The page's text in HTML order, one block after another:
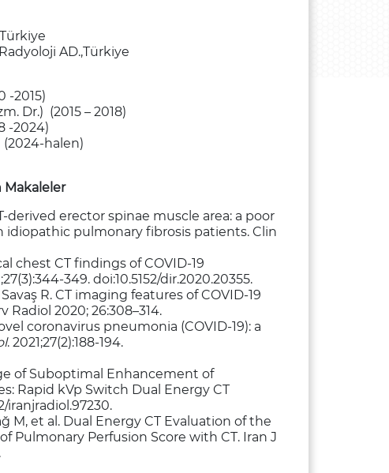
AD.,Türkiye
-2015)
Dr.) (2015 – 2018)
-2024)
(2024-halen)
Makaleler
derived erector spinae muscle area: a poor
pulmonary fibrosis patients. Clin
chest CT findings of COVID-19
349. doi:10.5152/dir.2020.20355.
R. CT imaging features of COVID-19
2020; 26:308–314.
coronavirus pneumonia (COVID-19): a
. 2021;27(2):188-194.
of Suboptimal Enhancement of
Rapid kVp Switch Dual Energy CT
iranjradiol.97230.
M, et al. Dual Energy CT Evaluation of the
Pulmonary Perfusion Score with CT. Iran J